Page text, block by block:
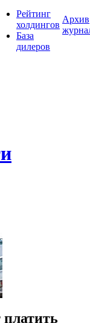
Рейтинг
холдингов
База
дилеров
Архив